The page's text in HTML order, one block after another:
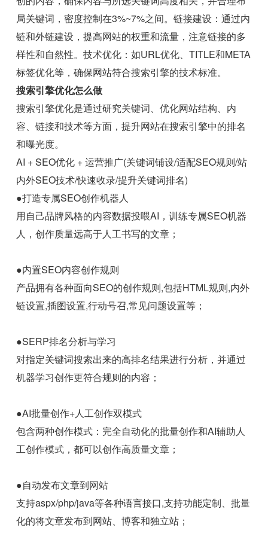
局关键词，密度控制在3%~7%之间。链接建设：通过内
链和外链建设，提高网站的权重和流量，注意链接的多
样性和自然性。技术优化：如URL优化、TITLE和META
标签优化等，确保网站符合搜索引擎的技术标准。
搜索引擎优化怎么做
搜索引擎优化是通过研究关键词、优化网站结构、内
容、链接和技术等方面，提升网站在搜索引擎中的排名
和曝光度。
AI + SEO优化 + 运营推广(关键词铺设/适配SEO规则/站
内外SEO技术/快速收录/提升关键词排名)
●打造专属SEO创作机器人
用自己品牌风格的内容数据投喂AI，训练专属SEO机器
人，创作质量远高于人工书写的文章；
●内置SEO内容创作规则
产品拥有各种面向SEO的创作规则,包括HTML规则,内外
链设置,插图设置,行动号召,常见问题设置等；
●SERP排名分析与学习
对指定关键词搜索出来的高排名结果进行分析，并通过
机器学习创作更符合规则的内容；
●AI批量创作+人工创作双模式
包含两种创作模式：完全自动化的批量创作和AI辅助人
工创作模式，都可以创作高质量文章；
●自动发布文章到网站
支持aspx/php/java等各种语言接口,支持功能定制、批量
化的将文章发布到网站、博客和独立站；